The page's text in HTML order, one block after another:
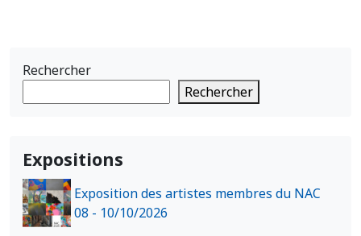
Rechercher
Rechercher
Expositions
Exposition des artistes membres du NAC
08 - 10/10/2026